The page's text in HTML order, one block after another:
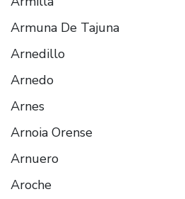
Armuna De Tajuna
Arnedillo
Arnedo
Arnes
Arnoia Orense
Arnuero
Aroche